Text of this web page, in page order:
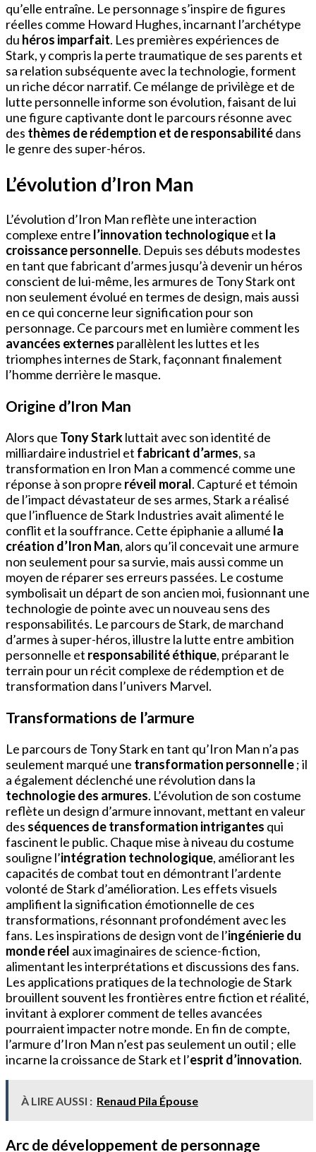
qu’elle entraîne. Le personnage s’inspire de figures
réelles comme Howard Hughes, incarnant l’archétype
du héros imparfait. Les premières expériences de
Stark, y compris la perte traumatique de ses parents et
sa relation subséquente avec la technologie, forment
un riche décor narratif. Ce mélange de privilège et de
lutte personnelle informe son évolution, faisant de lui
une figure captivante dont le parcours résonne avec
des thèmes de rédemption et de responsabilitédans
le genre des super-héros.
L’évolution d’Iron Man
L’évolution d’Iron Man reflète une interaction
complexe entre l’innovation technologiqueet la
croissance personnelle. Depuis ses débuts modestes
en tant que fabricant d’armes jusqu’à devenir un héros
conscient de lui-même, les armures de Tony Stark ont
non seulement évolué en termes de design, mais aussi
en ce qui concerne leur signification pour son
personnage. Ce parcours met en lumière comment les
avancées externes parallèlent les luttes et les
triomphes internes de Stark, façonnant finalement
l’homme derrière le masque.
Origine d’Iron Man
Alors que Tony Starkluttait avec son identité de
milliardaire industriel et fabricant d’armes, sa
transformation en Iron Man a commencé comme une
réponse à son propre réveil moral. Capturé et témoin
de l’impact dévastateur de ses armes, Stark a réalisé
que l’influence de Stark Industries avait alimenté le
conflit et la souffrance. Cette épiphanie a allumé la
création d’Iron Man, alors qu’il concevait une armure
non seulement pour sa survie, mais aussi comme un
moyen de réparer ses erreurs passées. Le costume
symbolisait un départ de son ancien moi, fusionnant une
technologie de pointe avec un nouveau sens des
responsabilités. Le parcours de Stark, de marchand
d’armes à super-héros, illustre la lutte entre ambition
personnelle et responsabilité éthique, préparant le
terrain pour un récit complexe de rédemption et de
transformation dans l’univers Marvel.
Transformations de l’armure
Le parcours de Tony Stark en tant qu’Iron Man n’a pas
seulement marqué une transformation personnelle; il
a également déclenché une révolution dans la
technologie des armures. L’évolution de son costume
reflète un design d’armure innovant, mettant en valeur
des séquences de transformation intrigantes qui
fascinent le public. Chaque mise à niveau du costume
souligne l’intégration technologique, améliorant les
capacités de combat tout en démontrant l’ardente
volonté de Stark d’amélioration. Les effets visuels
amplifient la signification émotionnelle de ces
transformations, résonnant profondément avec les
fans. Les inspirations de design vont de l’ingénierie du
monde réel aux imaginaires de science-fiction,
alimentant les interprétations et discussions des fans.
Les applications pratiques de la technologie de Stark
brouillent souvent les frontières entre fiction et réalité,
invitant à explorer comment de telles avancées
pourraient impacter notre monde. En fin de compte,
l’armure d’Iron Man n’est pas seulement un outil ; elle
incarne la croissance de Stark et l’esprit d’innovation.
À LIRE AUSSI : Renaud Pila Épouse
Arc de développement de personnage